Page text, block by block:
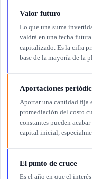
Valor futuro
Lo que una suma
valdrá en una fecha
capitalizado. Es la cifra
base de la mayoría de la
Aportaciones
Aportar una cantidad fija
promediación del costo
constantes pueden
capital inicial,
El punto de cruce
Es el año en que el